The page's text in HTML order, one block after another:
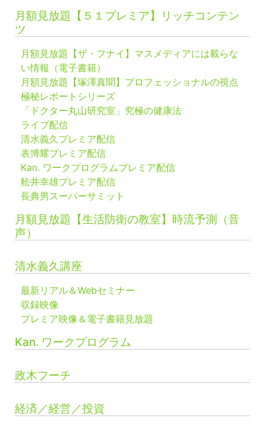
月額見放題【５１プレミア】リッチコンテン
ツ
月額見放題【ザ・フナイ】マスメディアには載らな
い情報（電子書籍）
月額見放題【塚澤真聞】プロフェッショナルの視点
極秘レポートシリーズ
「ドクター丸山研究室」究極の健康法
ライブ配信
清水義久プレミア配信
表博耀プレミア配信
Kan. ワークプログラムプレミア配信
舩井幸雄プレミア配信
長典男スーパーサミット
月額見放題【生活防衛の教室】時流予測（音
声）
清水義久講座
最新リアル＆Webセミナー
収録映像
プレミア映像＆電子書籍見放題
Kan. ワークプログラム
政木フーチ
経済／経営／投資